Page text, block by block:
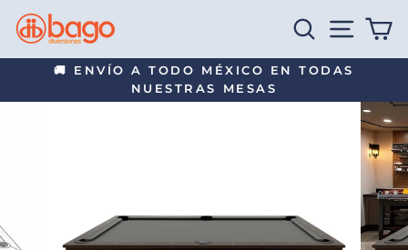
directamente
al
BUSCAR
diapositivas
🚚 ENVÍO A TODO MÉXICO EN TODAS
NUESTRAS MESAS